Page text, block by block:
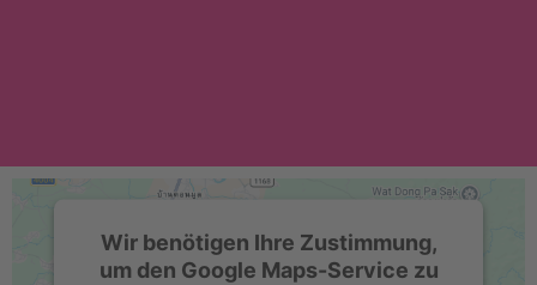
Wir benötigen Ihre Zustimmung,
um den Google Maps-Service zu